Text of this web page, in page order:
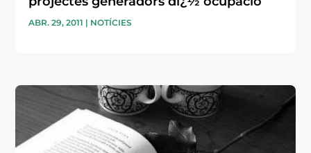
ABR. 29, 2011 | NOTÍCIES